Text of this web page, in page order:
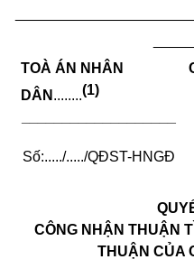
TOÀ ÁN NHÂN
DÂN ........(1)
Số:...../...../QĐST-HNGĐ
CÔNG NHẬN THUẬN
THUẬN CỦA